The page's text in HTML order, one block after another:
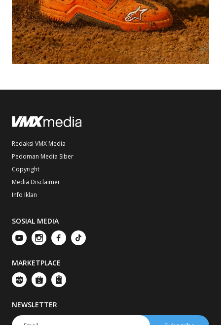
Redaksi VMX Media
Pedoman Media Siber
Copyright
Media Disclaimer
Info Iklan
SOSIAL MEDIA
MARKETPLACE
NEWSLETTER